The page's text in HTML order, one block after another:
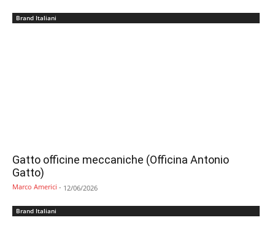
Brand Italiani
Gatto officine meccaniche (Officina Antonio
Gatto)
Marco Americi - 12/06/2026
Brand Italiani